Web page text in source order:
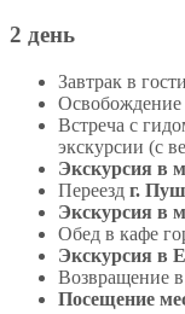
2 день
Завтрак в
Освобождение
Встреча с
экскурсии (с
Экскурсия в
Переезд г.
Экскурсия в
Обед в кафе
Экскурсия в
Возвращение
Посещение